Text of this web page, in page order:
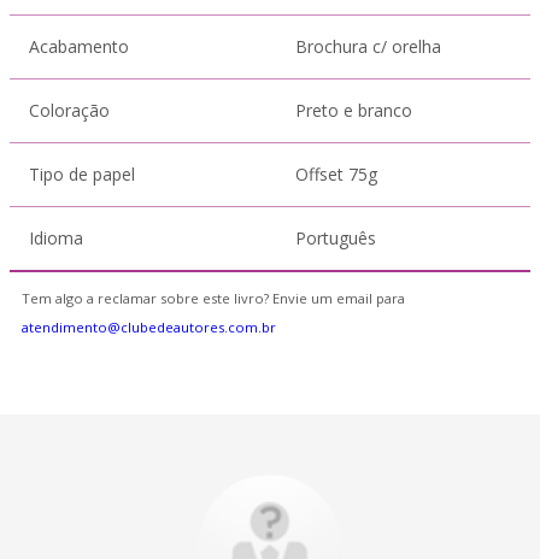
Acabamento Brochura c/ orelha
Coloração Preto e branco
Tipo de papel Offset 75g
Idioma Português
Tem algo a reclamar sobre este livro? Envie um email para
atendimento@clubedeautores.com.br